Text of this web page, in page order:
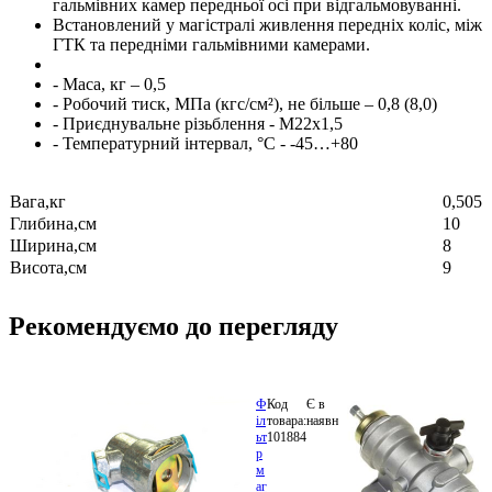
гальмівних камер передньої осі при відгальмовуванні.
Встановлений у магістралі живлення передніх коліс, між
ГТК та передніми гальмівними камерами.
- Маса, кг – 0,5
- Робочий тиск, МПа (кгс/см²), не більше – 0,8 (8,0)
- Приєднувальне різьблення - М22х1,5
- Температурний інтервал, °С - -45…+80
Вага,кг
0,505
Глибина,см
10
Ширина,см
8
Висота,см
9
Рекомендуємо до перегляду
Ф
іл
ьт
р
м
аг
Код
товара:
101884
Є в
наявності
S.I.L.A.
100.3511310 грн.